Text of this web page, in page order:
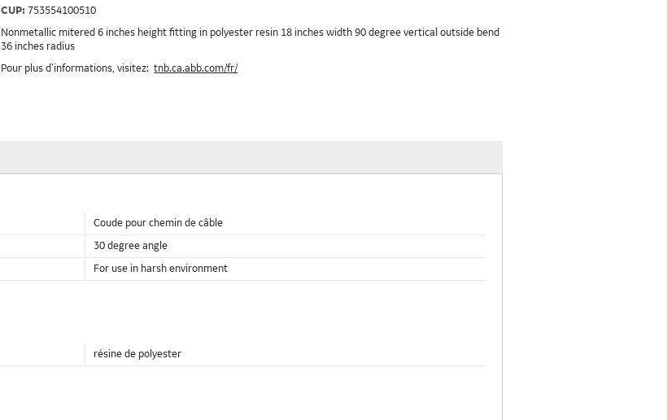
CUP: 753554100510
Nonmetallic mitered 6 inches height fitting in polyester resin 18 inches width 90 degree vertical outside bend
36 inches radius
Pour plus d’informations, visitez:tnb.ca.abb.com/fr/
Coude pour chemin de câble
30 degree angle
For use in harsh environment
résine de polyester